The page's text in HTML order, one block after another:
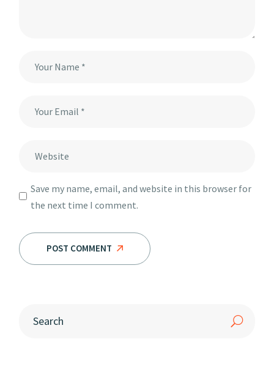
Save my name, email, and website in this browser for
the next time I comment.
POST COMMENT